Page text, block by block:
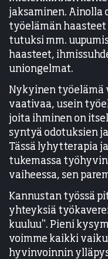
jaksaminen. Ainolla
työelämän
tutuksi mm.
haasteet,
uniongelmat.
Nykyinen työelämä
vaativaa, usein
joita ihminen on
syntyä odotuksien
Tässä lyhytterapia
tukemassa
vaiheessa, sen
Kannustan työssä
yhteyksiä
kuuluu". Pieni
voimme kaikki
hyvinvoinnin